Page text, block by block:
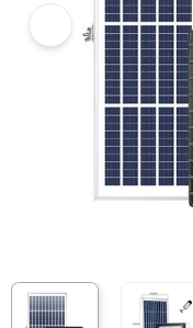
Giá mua trả góp (6 tháng):
Trả góp qua thẻ VISA (12
Giá đã bao gồm VAT
Mã sản phẩm:DEJD0003
24 Tháng
Thương hiệu:SinicHome
Order trước
Thêm vào giỏ hàng Mua
Thông số nổi bật
Kích thước đầu đèn
Chíp led: SMD5730
Bộ sản phẩm gồm:
Chống nước: IP67